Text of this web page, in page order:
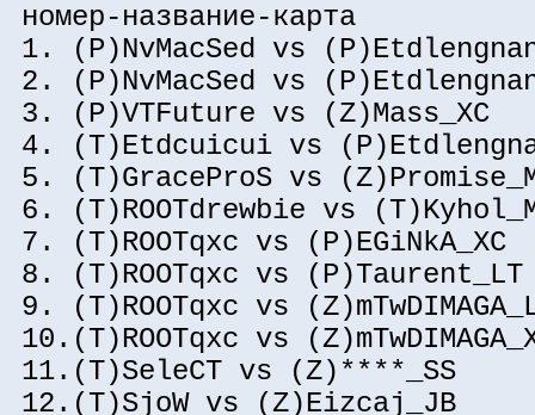
номер-название-карта
1. (P)NvMacSed vs
2. (P)NvMacSed vs
3. (P)VTFuture vs (Z)Mass_XC
4. (T)Etdcuicui vs
5. (T)GraceProS vs
6. (T)ROOTdrewbie vs
7. (T)ROOTqxc vs (P)EGiNkA_XC
8. (T)ROOTqxc vs (P)Taurent_LT
9. (T)ROOTqxc vs
10.(T)ROOTqxc vs
11.(T)SeleCT vs (Z)****_SS
12.(T)SjoW vs (Z)Eizcaj_JB